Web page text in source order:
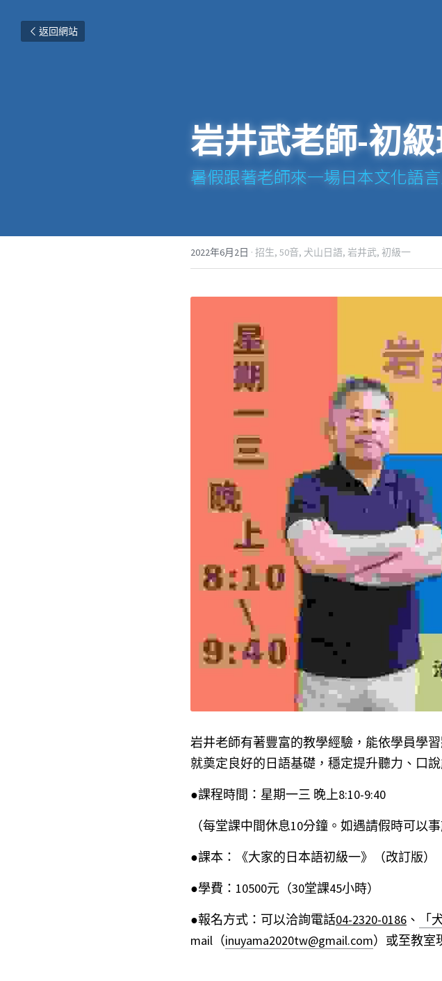
返回網站
岩井武老師-初級
暑假跟著老師來一場日本文化語
2022年6月2日 · 招生, 50音, 犬山日語, 岩井武, 初級一
岩井老師有著豐富的教學經驗，能依學員學
就奠定良好的日語基礎，穩定提升聽力、口
●課程時間：星期一三 晚上8:10-9:40
（每堂課中間休息10分鐘。如遇請假時可以
●課本：《大家的日本語初級一》（改訂版）
●學費：10500元（30堂課45小時）
●報名方式：可以洽詢電話04-2320-0186 、 「
mail（inuyama2020tw@gmail.com）或至教室